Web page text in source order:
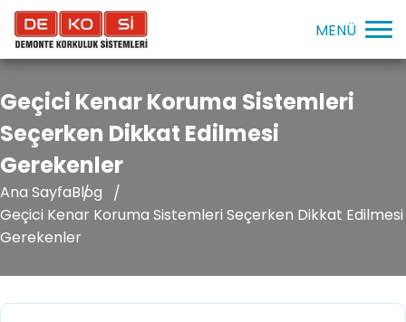
Geçici Kenar Koruma Sistemleri
Seçerken Dikkat Edilmesi
Gerekenler
Ana SayfaBlog
Geçici Kenar Koruma Sistemleri Seçerken Dikkat Edilmesi
Gerekenler